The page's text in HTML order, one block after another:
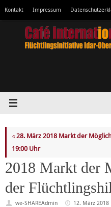
springen
Kontakt Impressum
«28. März 2018 Markt der
19:00 Uhr
2018 Markt der
der
we-SHAREAdmin 12. März 2018